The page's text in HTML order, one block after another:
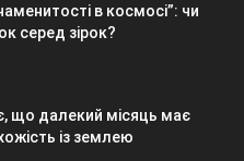
в космосі”: чи
серед зірок?
що далекий місяць має
із землею